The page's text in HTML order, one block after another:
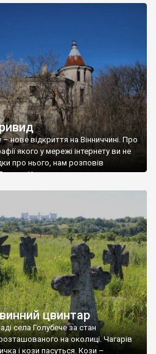
нове відкриття на Вінниччині. Про
якого у мережі інтернету ви не
про нього, нам розповів
у Красному вразив не лише
цвинтар
села Голубече за стан
на околиці. Чагарів
і кози пасуться. Кози –